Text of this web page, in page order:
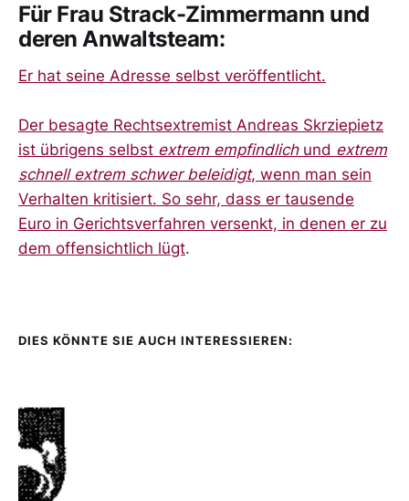
Für Frau Strack-Zimmermann und
deren Anwaltsteam:
Er hat seine Adresse selbst veröffentlicht.
Der besagte Rechtsextremist Andreas Skrziepietz
ist übrigens selbst extrem empfindlichund extrem
schnell extrem schwer beleidigt, wenn man sein
Verhalten kritisiert. So sehr, dass er tausende
Euro in Gerichtsverfahren versenkt, in denen er zu
dem offensichtlich lügt.
DIES KÖNNTE SIE AUCH INTERESSIEREN: